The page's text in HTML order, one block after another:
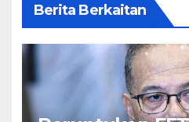
Berita Berkaitan